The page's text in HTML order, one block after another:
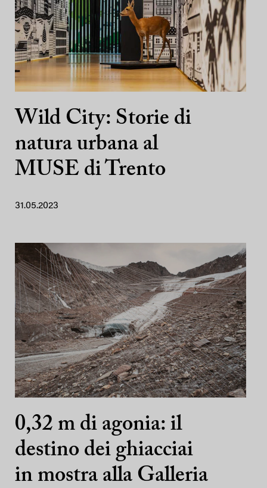
Wild City: Storie di
natura urbana al
MUSE di Trento
31.05.2023
0,32 m di agonia: il
destino dei ghiacciai
in mostra alla Galleria